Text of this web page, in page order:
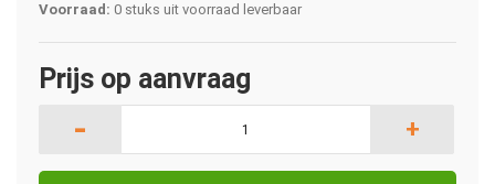
Voorraad: 0 stuks uit voorraad leverbaar
Prijs op aanvraag
- +